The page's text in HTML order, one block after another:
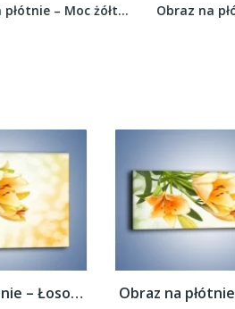
Obraz na płótnie – Moc żółtej róży –...
Obraz na płótnie – Łososiowe pachnące...